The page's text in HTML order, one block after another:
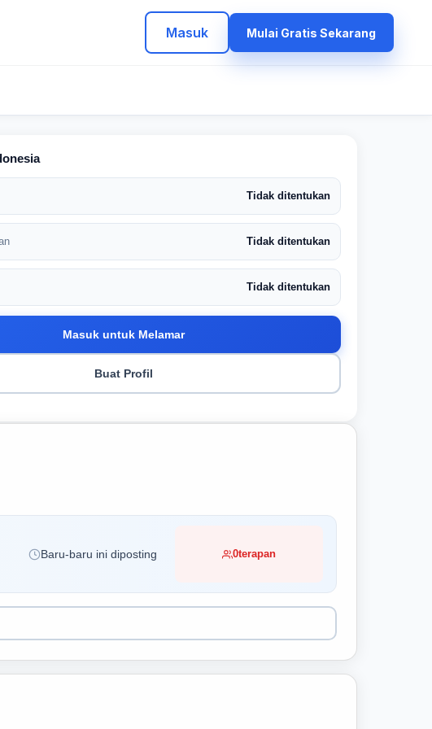
Masuk Mulai Gratis Sekarang
Baru-baru ini diposting 0terapan
Tidak ditentukan
Tidak ditentukan
Tidak ditentukan
Masuk untuk Melamar
Buat Profil